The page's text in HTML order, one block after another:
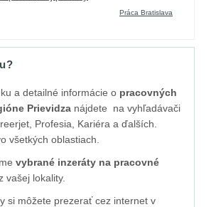
Práca Bratislava
a detailné informácie o pracovných
Prievidza nájdete na vyhľadávači
Profesia, Kariéra a ďalších.
všetkých oblastiach.
vybrané inzeráty na pracovné
vašej lokality.
si môžete prezerať cez internet v